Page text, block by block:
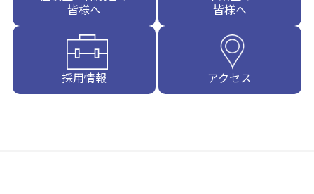
皆様へ
皆様へ
採用情報 アクセス